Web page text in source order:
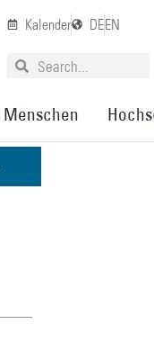
Kalender DEEN
Menschen